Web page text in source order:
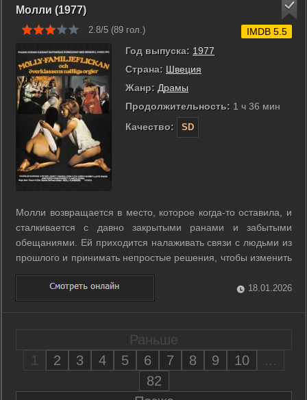
Молли (1977)
2.8/5 (89 гол.)
Год выпуска: 1977
Страна: Швеция
Жанр: Драмы
Продолжительность: 1 ч 36 мин
Качество:
SD
IMDB 5.5
Молли возвращается в место, которое когда-то оставила, и
сталкивается с давно закрытыми ранами и забытыми
обещаниями. Ей приходится налаживать связи с людьми из
прошлого и принимать непростые решения, чтобы изменить
свою жизнь. Постепенно Молли учится доверять себе и
окружающим, распутывая события, которые привели её
сюда. На пути к новой ...
18.01.2026
Раньше
1
2 3 4 5 6 7 8 9 10
...
82